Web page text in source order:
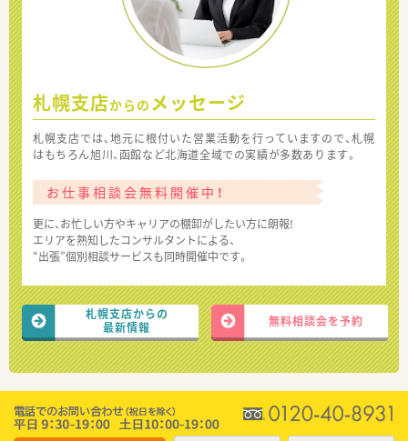
札幌支店からの メッセージ
札幌支店では、地元に根付いた営業活動を行っていますので、札幌
はもちろん旭川、函館など北海道全域での実績が多数あります。
お仕事相談会無料開催中！
更に、お忙しい方やキャリアの棚卸がしたい方に朗報!
エリアを熟知したコンサルタントによる、
“出張”個別相談サービスも同時開催中です。
札幌支店からの
最新情報
無料相談会を予約